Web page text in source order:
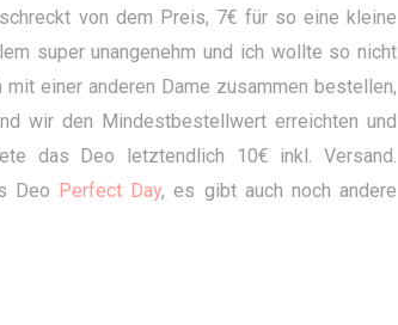
von dem Preis, 7€ für so eine kleine
super unangenehm und ich wollte so nicht
einer anderen Dame zusammen bestellen,
wir den Mindestbestellwert erreichten und
das Deo letztendlich 10€ inkl. Versand.
Deo Perfect Day, es gibt auch noch andere